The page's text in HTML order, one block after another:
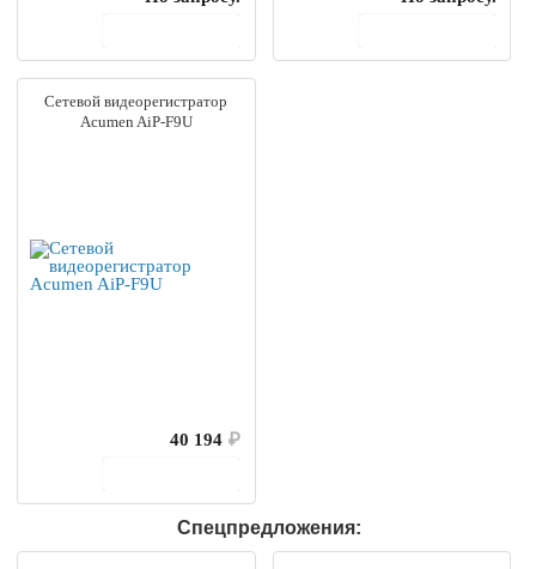
Сетевой видеорегистратор
Acumen AiP-F9U
40 194 ₽
Спецпредложения: